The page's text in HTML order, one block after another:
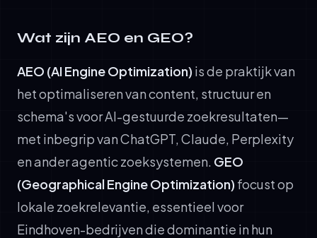
Wat zijn AEO en GEO?
AEO (AI Engine Optimization) is de praktijk van
het optimaliseren van content, structuur en
schema's voor AI-gestuurde zoekresultaten—
met inbegrip van ChatGPT, Claude, Perplexity
en ander agentic zoeksystemen. GEO
(Geographical Engine Optimization) focust op
lokale zoekrelevantie, essentieel voor
Eindhoven-bedrijven die dominantie in hun